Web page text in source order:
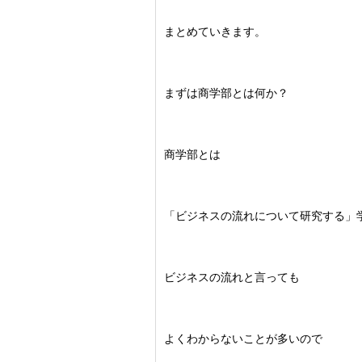
まとめていきます。
まずは商学部とは何か？
商学部とは
「 ビジネスの流れについて研究する」
ビジネスの流れと言っても
よくわからないことが多いので